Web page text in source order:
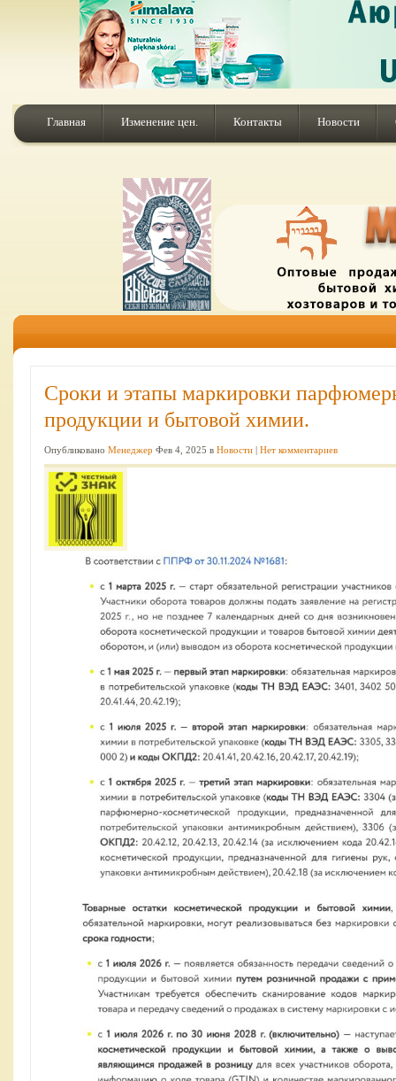
Главная Изменение цен. Контакты Новости
Сроки и этапы маркировки
продукции и бытовой химии.
Опубликовано Менеджер Фев 4, 2025 в Новости | Нет комментариев